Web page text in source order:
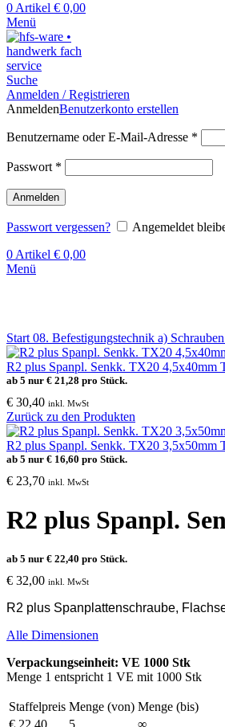
0 Artikel € 0,00
Menü
Suche
Anmelden / Registrieren
AnmeldenBenutzerkonto erstellen
Benutzername oder E-Mail-Adresse *
Passwort *
Anmelden
Passwort vergessen?
Angemeldet
0 Artikel € 0,00
Menü
Start 08. Befestigungstechnik a) Schrauben
R2 plus Spanpl. Senkk. TX20 4,5x40mm
ab 5 nur € 21,28 pro Stück.
€ 30,40 inkl. MwSt
Zurück zu den Produkten
R2 plus Spanpl. Senkk. TX20 3,5x50mm
ab 5 nur € 16,60 pro Stück.
€ 23,70 inkl. MwSt
R2 plus Spanpl.
ab 5 nur € 22,40 pro Stück.
€ 32,00 inkl. MwSt
R2 plus Spanplattenschraube,
Alle Dimensionen
Verpackungseinheit: VE 1000 Stk
Menge 1 entspricht 1 VE mit 1000 Stk
Staffelpreis Menge (von) Menge (bis)
€ 22,40 5
∞